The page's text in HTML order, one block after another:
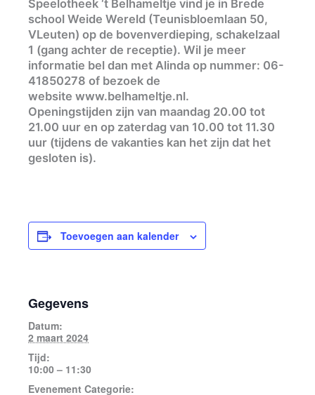
Speelotheek ‘t Belhameltje vind je in Brede
school Weide Wereld (Teunisbloemlaan 50,
VLeuten) op de bovenverdieping, schakelzaal
1 (gang achter de receptie). Wil je meer
informatie bel dan met Alinda op nummer: 06-
41850278 of bezoek de
website www.belhameltje.nl.
Openingstijden zijn van maandag 20.00 tot
21.00 uur en op zaterdag van 10.00 tot 11.30
uur (tijdens de vakanties kan het zijn dat het
gesloten is).
Toevoegen aan kalender
Gegevens
Datum:
2 maart 2024
Tijd:
10:00 – 11:30
Evenement Categorie: